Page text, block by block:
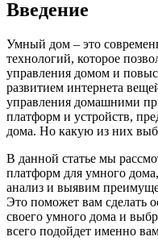
Введение
Умный дом – это
технологий, которое
управления домом и
развитием интернета
управления домашними
платформ и устройств,
дома. Но какую из них
В данной статье мы
платформ для умного
анализ и выявим
Это поможет вам сделать
своего умного дома и
всего подойдет именно